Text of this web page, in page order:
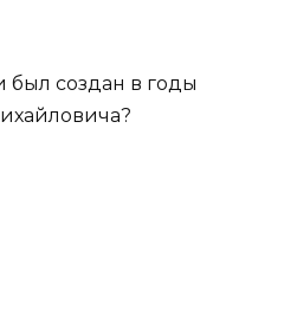
был создан в годы